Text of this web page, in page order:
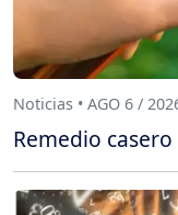
Noticias • AGO 6 /
Remedio